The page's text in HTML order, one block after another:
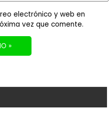
electrónico y web en
vez que comente.